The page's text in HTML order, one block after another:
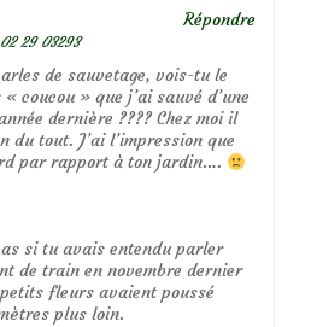
29 03293
de sauvetage, vois-tu le
coucou » que j’ai sauvé d’une
dernière ???? Chez moi il
du tout. J’ai l’impression que
par rapport à ton jardin….
si tu avais entendu parler
de train en novembre dernier
fleurs avaient poussé
plus loin.
Répondre